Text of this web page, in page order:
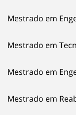
Mestrado em
Mestrado em
Mestrado em
Mestrado em